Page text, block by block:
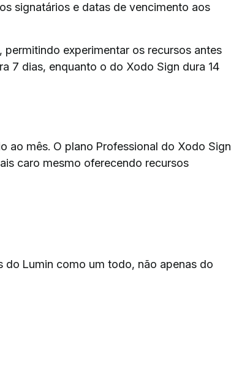
signatários e datas de vencimento aos
experimentar os recursos antes
7 dias, enquanto o do Xodo Sign dura 14
ao mês. O plano Professional do Xodo Sign
caro mesmo oferecendo recursos
do Lumin como um todo, não apenas do